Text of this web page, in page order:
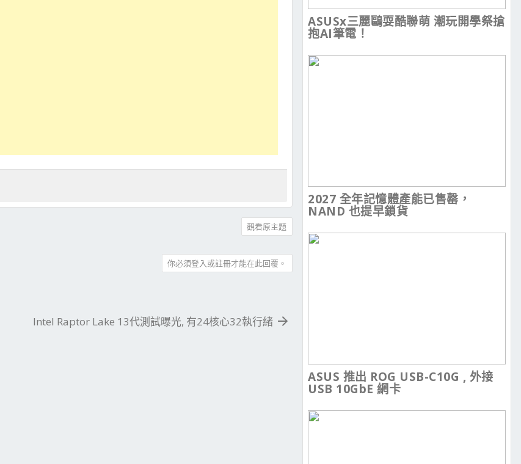
觀看原主題
你必須登入或註冊才能在此回覆。
Intel Raptor Lake 13代測試曝光, 有24核心32執行緒
ASUSx三麗鷗耍酷聯萌 潮玩開學祭搶
抱AI筆電！
2027 全年記憶體產能已售罄，
NAND 也提早鎖貨
ASUS 推出 ROG USB-C10G , 外接
USB 10GbE 網卡